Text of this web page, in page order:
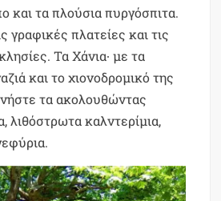
και τα πλούσια πυργόσπιτα.
γραφικές πλατείες και τις
Τα Χάνια∙ με τα
και το χιονοδρομικό της
τα ακολουθώντας
λιθόστρωτα καλντερίμια,